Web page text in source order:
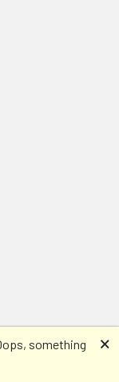
something
🗙